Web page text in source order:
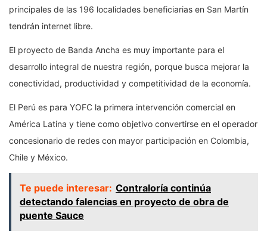
principales de las 196 localidades beneficiarias en San Martín
tendrán internet libre.
El proyecto de Banda Ancha es muy importante para el
desarrollo integral de nuestra región, porque busca mejorar la
conectividad, productividad y competitividad de la economía.
El Perú es para YOFC la primera intervención comercial en
América Latina y tiene como objetivo convertirse en el operador
concesionario de redes con mayor participación en Colombia,
Chile y México.
Te puede interesar: Contraloría continúa
detectando falencias en proyecto de obra de
puente Sauce